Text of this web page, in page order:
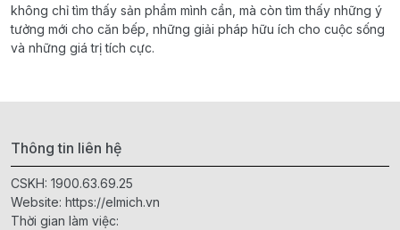
không chỉ tìm thấy sản phẩm mình cần, mà còn tìm thấy những ý
tưởng mới cho căn bếp, những giải pháp hữu ích cho cuộc sống
và những giá trị tích cực.
Thông tin liên hệ
CSKH: 1900.63.69.25
Website: https://elmich.vn
Thời gian làm việc: